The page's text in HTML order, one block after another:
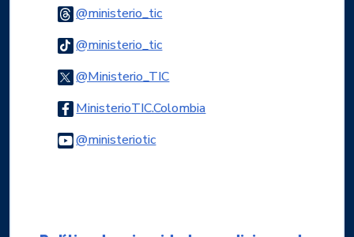
@ministerio_ticLogo Threads
@ministerio_ticLogo Tiktok
@Ministerio_TICLogo Twitter
MinisterioTIC.ColombiaLogo Facebook
@ministerioticLogo Youtube